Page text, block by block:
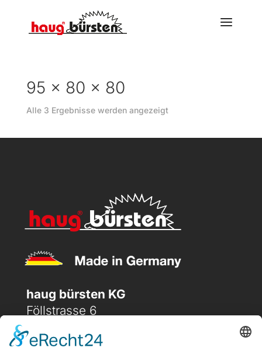
95 x 80 x 80
Alle 3 Ergebnisse werden angezeigt
haug bürsten KG
Föllstrasse 6